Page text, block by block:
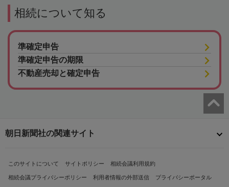
相続について知る
準確定申告
準確定申告の期限
不動産売却と確定申告
朝日新聞社の関連サイト
このサイトについて サイトポリシー 相続会議利用規約
相続会議プライバシーポリシー 利用者情報の外部送信 プライバシーポータル